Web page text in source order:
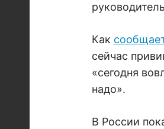
Как
сейчас
«сегодня
надо».
В России